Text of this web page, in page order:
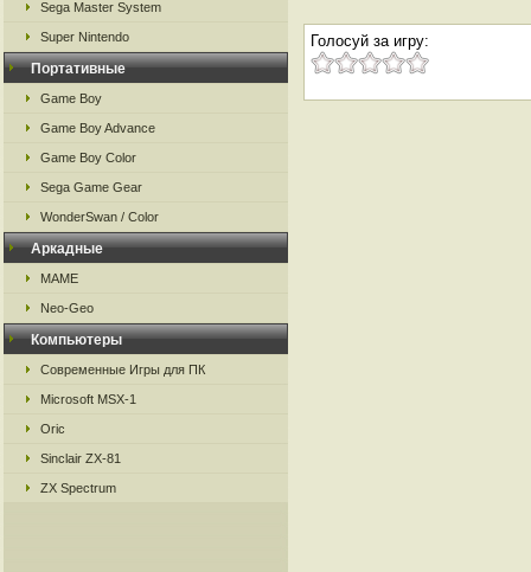
Sega Master System
Super Nintendo
Портативные
Game Boy
Game Boy Advance
Game Boy Color
Sega Game Gear
WonderSwan / Color
Аркадные
MAME
Neo-Geo
Компьютеры
Современные Игры для ПК
Microsoft MSX-1
Oric
Sinclair ZX-81
ZX Spectrum
Голосуй за игру: